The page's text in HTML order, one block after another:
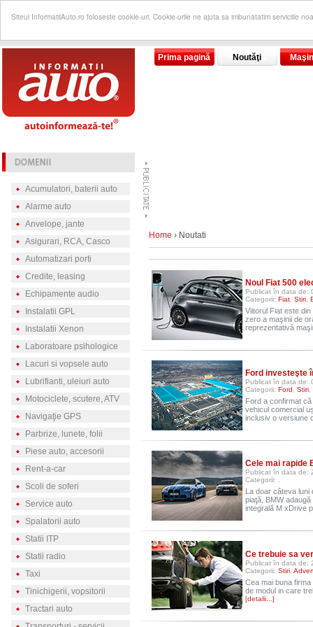
Siteul InformatiiAuto.ro foloseste cookie-uri. Cookie-urile ne ajuta sa imbunatatim serviciile
Prima pagină Noutăţi
Acumulatori, baterii auto
Alarme auto
Anvelope, jante
Asigurari, RCA, Casco
Automatizari porti
Credite, leasing
Echipamente audio
Instalatii GPL
Instalatii Xenon
Laboratoare psihologice
Lacuri si vopsele auto
Lubrifianti, uleiuri auto
Motociclete, scutere, ATV
Navigaţie GPS
Parbrize, lunete, folii
Piese auto, accesorii
Rent-a-car
Scoli de soferi
Service auto
Spalatorii auto
Statii ITP
Statii radio
Taxi
Tinichigerii, vopsitorii
Tractari auto
Home › Noutati
Noul Fiat 500
Publicat în data de:
Categorii: Fiat Stiri
Viitorul Fiat este
zero a maşinii de
reprezentativă
Ford investeşte
Publicat în data de:
Categorii: Ford Stiri
Ford a confirmat
vehicul comercial
inclusiv o versiune
Cele mai rapide
Publicat în data de:
Categorii:
La doar câteva luni
piaţă, BMW
integrală M xDrive
Ce trebuie sa
Publicat în data de:
Categorii: Stiri
Cea mai buna
de modul in care
[detalii...]